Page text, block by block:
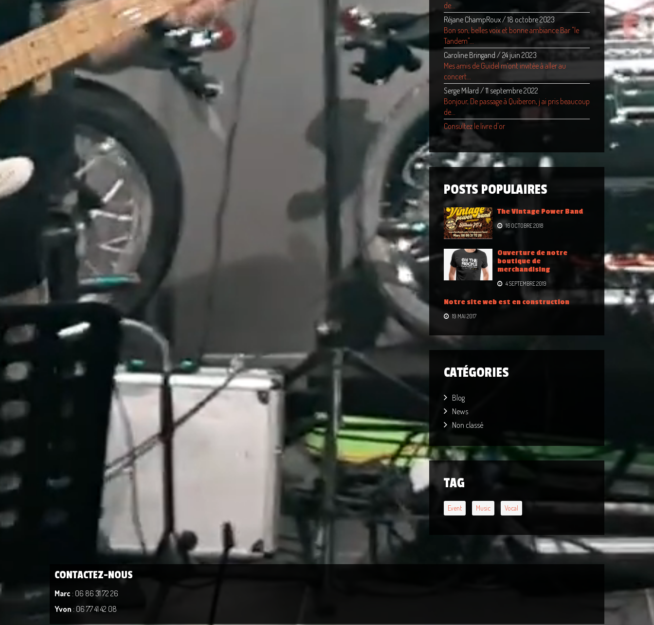
de...
Réjane ChampRoux/ 18 octobre 2023
Bon son, belles voix et bonne ambiance Bar "le
Tandem"...
Caroline Bringand /24 juin 2023
Mes amis de Guidel m’ont invitée à aller au
concert...
Serge Milard /11 septembre 2022
Bonjour, De passage à Quiberon, j ai pris beaucoup
de...
Consultez le livre d'or
POSTS POPULAIRES
The Vintage Power Band
16 OCTOBRE 2018
Ouverture de notre
boutique de
merchandising
4 SEPTEMBRE 2019
Notre site web est en construction
19 MAI 2017
CATÉGORIES
Blog
News
Non classé
TAG
Event Music Vocal
CONTACTEZ-NOUS
Marc : 06 86 31 72 26
Yvon : 06 77 41 42 08